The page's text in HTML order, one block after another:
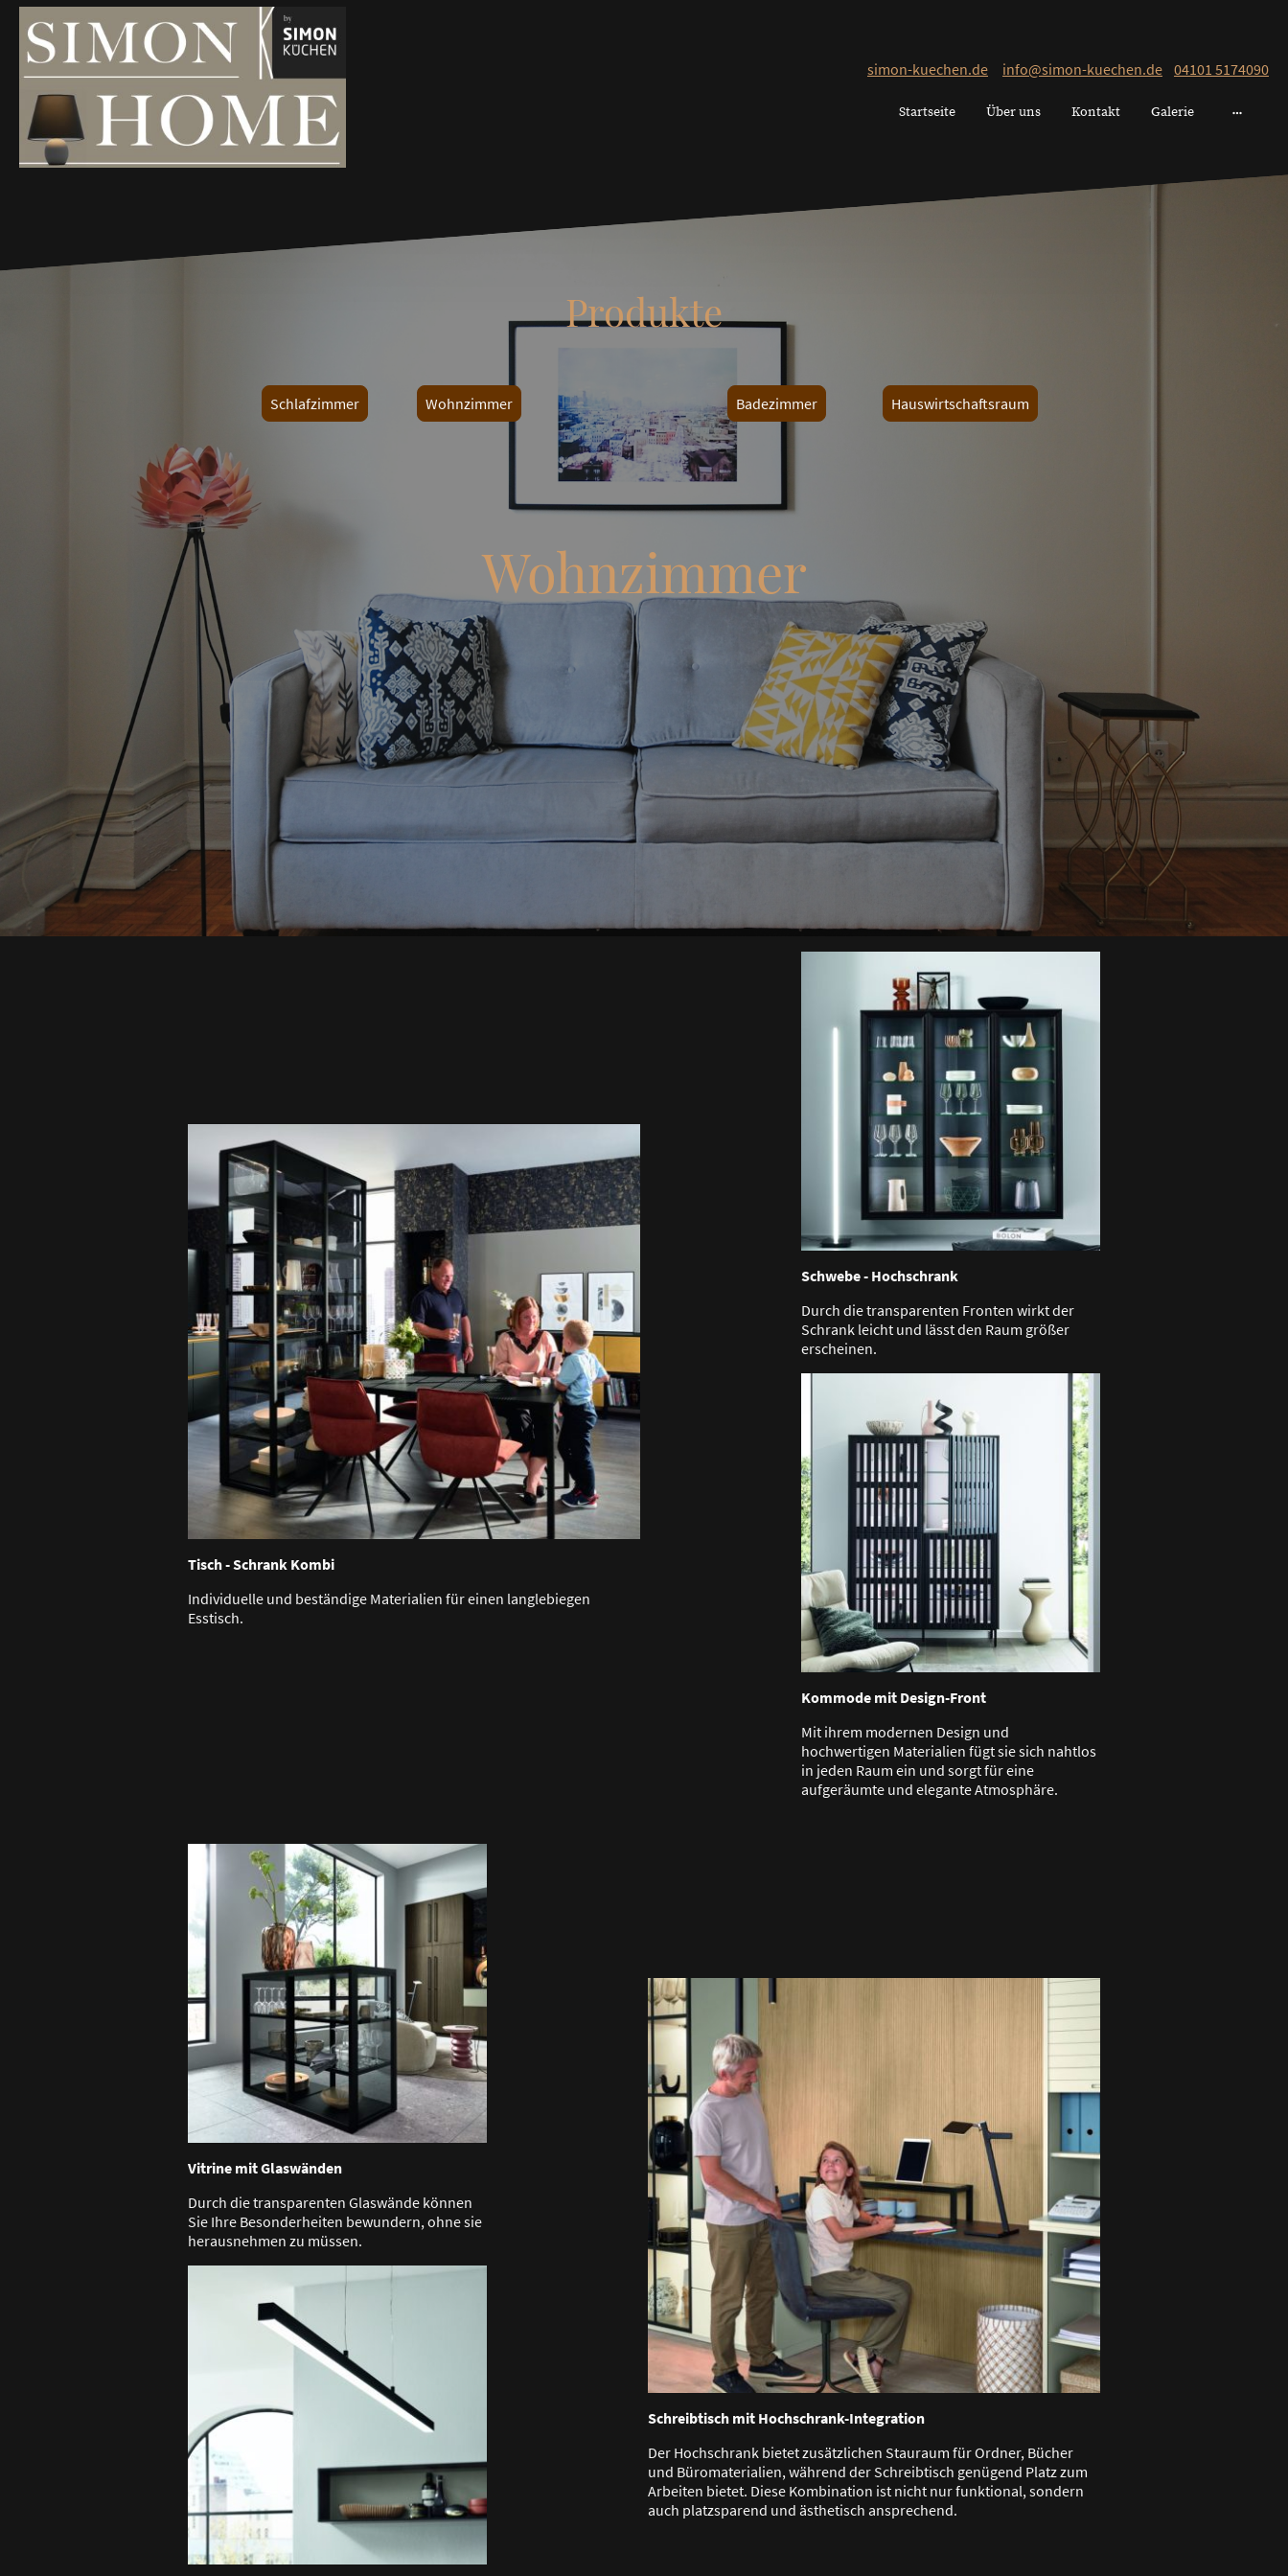
simon-kuechen.de info@simon-kuechen.de 04101 5174090
Startseite Über uns Kontakt Galerie
Produkte
Schlafzimmer Wohnzimmer Hauswirtschaftsraum
Badezimmer
Wohnzimmer
Tisch - Schrank Kombi
Individuelle und beständige Materialien für einen langlebiegen
Esstisch.
Schwebe - Hochschrank
Durch die transparenten Fronten wirkt der
Schrank leicht und lässt den Raum größer
erscheinen.
Kommode mit Design-Front
Mit ihrem modernen Design und
hochwertigen Materialien fügt sie sich nahtlos
in jeden Raum ein und sorgt für eine
aufgeräumte und elegante Atmosphäre.
Vitrine mit Glaswänden
Durch die transparenten Glaswände können
Sie Ihre Besonderheiten bewundern, ohne sie
herausnehmen zu müssen.
Schreibtisch mit Hochschrank-Integration
Der Hochschrank bietet zusätzlichen Stauraum für Ordner, Bücher
und Büromaterialien, während der Schreibtisch genügend Platz zum
Arbeiten bietet. Diese Kombination ist nicht nur funktional, sondern
auch platzsparend und ästhetisch ansprechend.